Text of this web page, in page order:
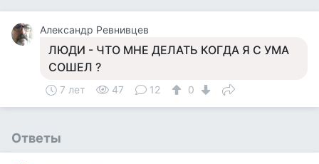
Александр Ревнивцев
ЛЮДИ - ЧТО МНЕ ДЕЛАТЬ КОГДА Я С УМА
СОШЕЛ ?
7 лет 47 12 0
Ответы